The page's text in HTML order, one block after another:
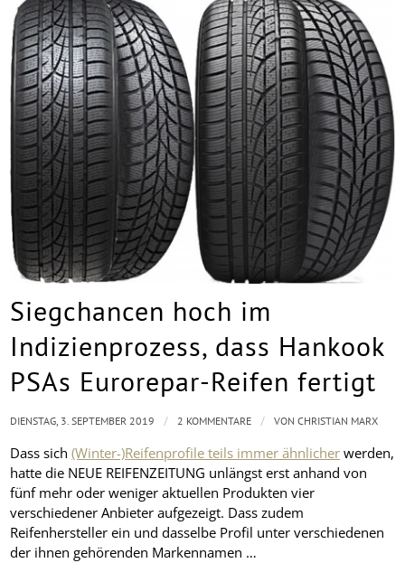
Siegchancen hoch im
Indizienprozess, dass Hankook
PSAs Eurorepar-Reifen fertigt
Dass sich(Winter-)Reifenprofile teils immer ähnlicher werden,
hatte die NEUE REIFENZEITUNG unlängst erst anhand von
fünf mehr oder weniger aktuellen Produkten vier
verschiedener Anbieter aufgezeigt. Dass zudem
Reifenhersteller ein und dasselbe Profil unter verschiedenen
der ihnen gehörenden Markennamen …
DIENSTAG, 3. SEPTEMBER 2019 / 2 KOMMENTARE / VONCHRISTIAN MARX